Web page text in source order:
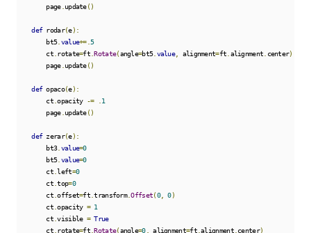
        page
. update()
def rodar(e):
        bt5
. value+=. 5
        ct
rotate=ft .Rotate(angle=bt5. value, alignment=ft alignment center)
        page
. update()
def opaco(e):
        ct
.opacity -=
1
        page
. update()
def zerar(e):
        bt3
. value=0
        bt5
. value=0
        ct
.left=0
        ct
.top=0
        ct
.offset=ft .transform.Offset(0, 0)
        ct
.opacity = 1
        ct
.visible = True
        ct
rotate=ft .Rotate(angle=0, alignment=ft.alignment. center)